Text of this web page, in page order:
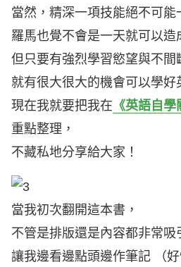
當然，精深一項技能絕不可能
羅馬也覺不會是一天就可以造
但只要有強烈學習慾望與不間
就有很大很大的機會可以學好
現在我就要把我在 《英語自
重點整理，
不藏私地分享給大家！
當我初次翻開這本書，
不管是排版還是內容都非常吸
讓我邊看邊點頭邊作筆記 （好